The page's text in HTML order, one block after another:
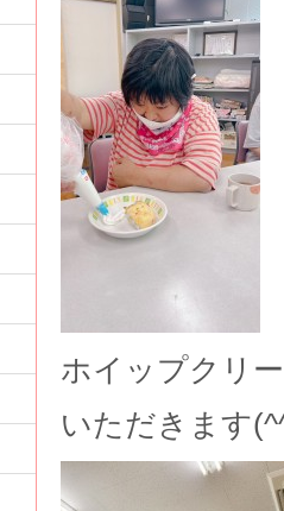
ホイップクリ
いただきます